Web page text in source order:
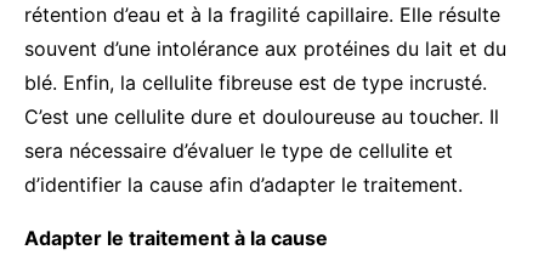
rétention d’eau et à la fragilité capillaire. Elle résulte
souvent d’une intolérance aux protéines du lait et du
blé. Enfin, la cellulite fibreuse est de type incrusté.
C’est une cellulite dure et douloureuse au toucher. Il
sera nécessaire d’évaluer le type de cellulite et
d’identifier la cause afin d’adapter le traitement.
Adapter le traitement à la cause